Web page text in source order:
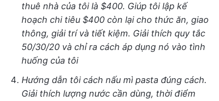
thuê nhà của tôi là $400. Giúp tôi lập kế
hoạch chi tiêu $400 còn lại cho thức ăn, giao
thông, giải trí và tiết kiệm. Giải thích quy tắc
50/30/20 và chỉ ra cách áp dụng nó vào tình
huống của tôi
Hướng dẫn tôi cách nấu mì pasta đúng cách.
Giải thích lượng nước cần dùng, thời điểm